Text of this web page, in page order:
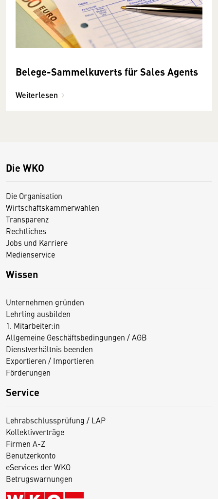
Belege-Sammelkuverts für Sales Agents
Weiterlesen
Die WKO
Die Organisation
Wirtschaftskammerwahlen
Transparenz
Rechtliches
Jobs und Karriere
Medienservice
Wissen
Unternehmen gründen
Lehrling ausbilden
1. Mitarbeiter:in
Allgemeine Geschäftsbedingungen / AGB
Dienstverhältnis beenden
Exportieren / Importieren
Förderungen
Service
Lehrabschlussprüfung / LAP
Kollektivverträge
Firmen A-Z
Benutzerkonto
eServices der WKO
Betrugswarnungen